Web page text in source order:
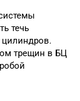
течь
цилиндров.
трещин в БЦ